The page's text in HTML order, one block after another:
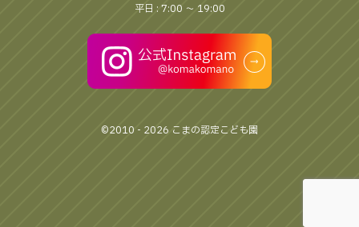
平日 : 7:00 〜 19:00
©2010 - 2026 こまの認定こども園